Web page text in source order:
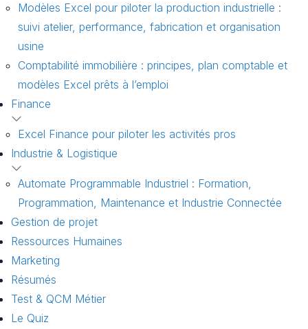
Modèles Excel pour piloter la production industrielle :
suivi atelier, performance, fabrication et organisation
usine
Comptabilité immobilière : principes, plan comptable et
modèles Excel prêts à l’emploi
Finance
Excel Finance pour piloter les activités pros
Industrie & Logistique
Automate Programmable Industriel : Formation,
Programmation, Maintenance et Industrie Connectée
Gestion de projet
Ressources Humaines
Marketing
Résumés
Test & QCM Métier
Le Quiz